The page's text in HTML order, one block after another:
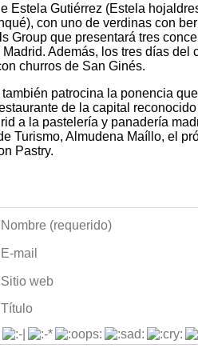
Estela Gutiérrez (Estela
con uno de verdinas con
Group que presentará tres
Además, los tres días del
churros de San Ginés.
patrocina la ponencia
de la capital
a la pastelería y panadería
Turismo, Almudena Maíllo, el
Pastry.
Nombre (requerido)
E-mail
Sitio web
Título